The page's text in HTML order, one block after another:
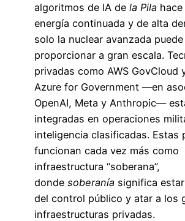
algoritmos de IA de la Pila
energía continuada y de alta
solo la nuclear avanzada puede
proporcionar a gran escala.
privadas como AWS GovCloud
Azure for Government —en
OpenAI, Meta y Anthropic—
integradas en operaciones
inteligencia clasificadas. Estas
funcionan cada vez más como
infraestructura “soberana”,
donde soberanía significa
del control público y atar a los
infraestructuras privadas.